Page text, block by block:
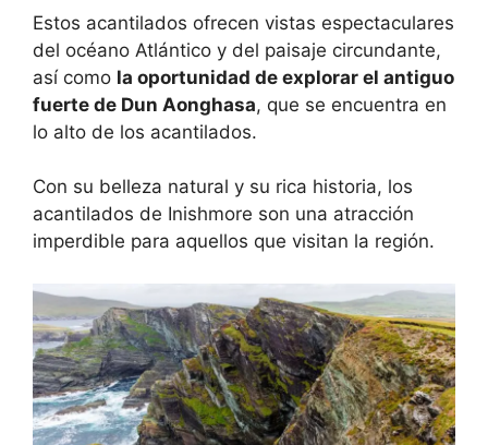
Estos acantilados ofrecen vistas espectaculares
del océano Atlántico y del paisaje circundante,
así como la oportunidad de explorar el antiguo
fuerte de Dun Aonghasa, que se encuentra en
lo alto de los acantilados.
Con su belleza natural y su rica historia, los
acantilados de Inishmore son una atracción
imperdible para aquellos que visitan la región.